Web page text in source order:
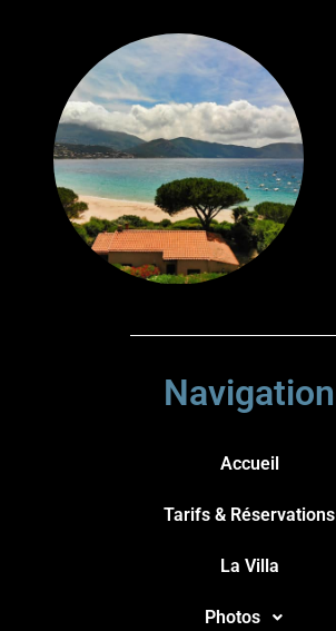
Navigation
Accueil
Tarifs & Réservations
La Villa
Photos